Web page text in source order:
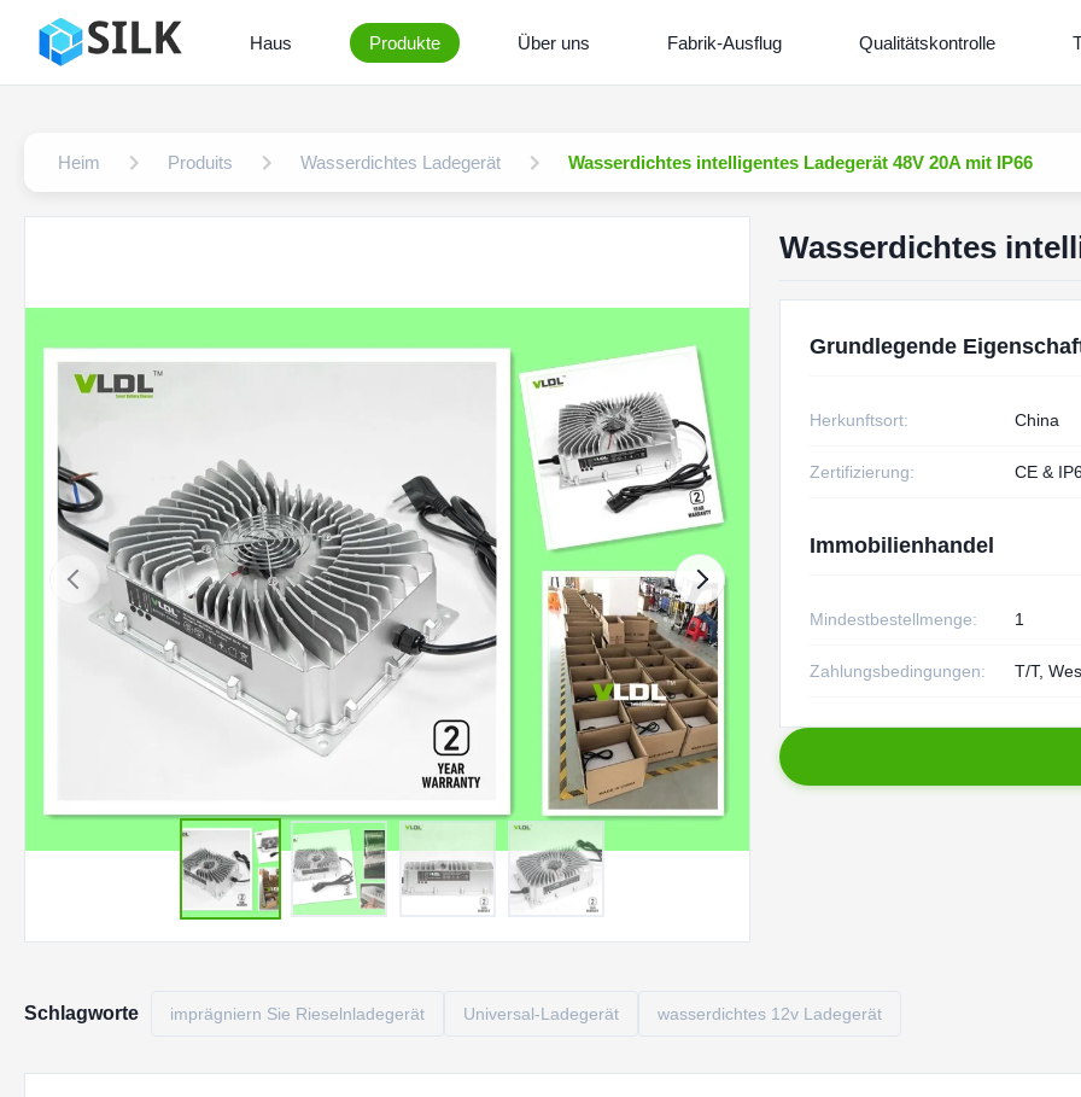
Haus Produkte Über uns Fabrik-Ausflug Qualitätskontrolle
Heim Produits Wasserdichtes Ladegerät Wasserdichtes intelligentes Ladegerät 48V 20A mit IP66
Wasserdichtes
Grundlegende
Herkunftsort: China
Zertifizierung: CE &
Immobilienhandel
Mindestbestellmenge: 1
Zahlungsbedingungen: T/T,
Schlagworte imprägniern Sie Rieselnladegerät Universal-Ladegerät wasserdichtes 12v Ladegerät